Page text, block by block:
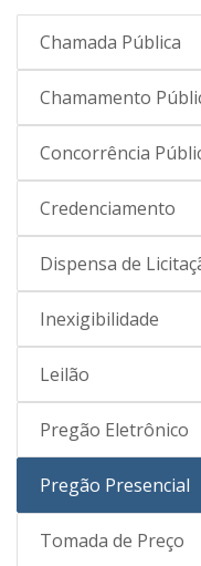
Chamada Pública
Chamamento
Concorrência
Credenciamento
Dispensa de
Inexigibilidade
Leilão
Pregão Eletrônico
Pregão Presencial
Tomada de Preço